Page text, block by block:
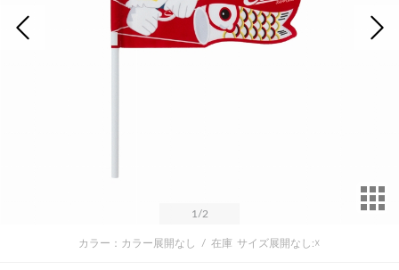
前の画像
1 /2
カラー：カラー展開なし / 在庫 サイズ展開なし:☓